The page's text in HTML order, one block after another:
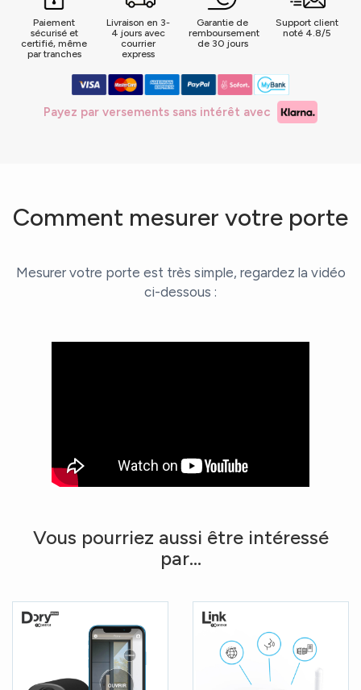
Paiement
sécurisé et
certifié, même
par tranches
Livraison en 3-
4 jours avec
courrier
express
Garantie de
remboursement
de 30 jours
Support client
noté 4.8/5
Payez par versements sans intérêt avec
Comment mesurer votre porte
Mesurer votre porte est très simple, regardez la vidéo
ci-dessous :
Vous pourriez aussi être intéressé
par...